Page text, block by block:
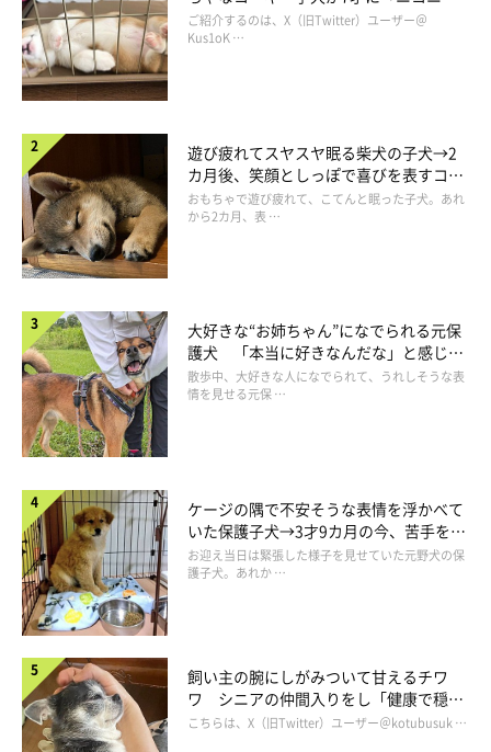
@mini_MOZU
飼い主さんがお風呂からなかなか出てこないと様子を見にくると
いう、もずくん。今日も飼い主さんの様子を見ようと、ドアの隙
覗かれている…pic.twitter.com/QmTbWAGNRa
— もず (@mini_MOZU)October 19, 2023
コ“コーギースマイル”が魅力のコに成
長！
ご紹介するのは、X（旧Twitter）ユーザー＠
Kus1oK …
遊び疲れてスヤスヤ眠る柴犬の子犬→2
カ月後、笑顔としっぽで喜びを表すコに
成長！
おもちゃで遊び疲れて、こてんと眠った子犬。あれ
から2カ月、表 …
大好きな“お姉ちゃん”になでられる元保
護犬 「本当に好きなんだな」と感じる
表情にほっこり
散歩中、大好きな人になでられて、うれしそうな表
情を見せる元保 …
ケージの隅で不安そうな表情を浮かべて
いた保護子犬→3才9カ月の今、苦手を克
服し頼もしいコに成長！
お迎え当日は緊張した様子を見せていた元野犬の保
護子犬。あれか …
飼い主の腕にしがみついて甘えるチワ
ワ シニアの仲間入りをし「健康で穏や
かな暮らしが続いてほしい」と願う
こちらは、X（旧Twitter）ユーザー＠kotubusuk …